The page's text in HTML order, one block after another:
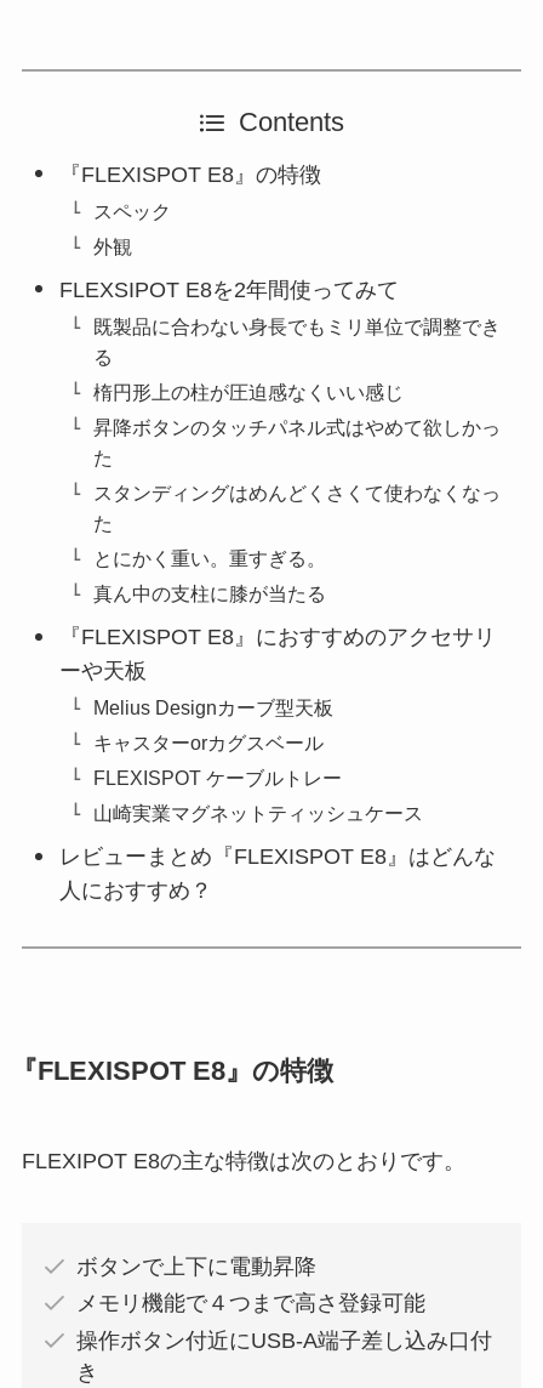
Contents
『FLEXISPOT E8』の特徴
スペック
外観
FLEXSIPOT E8を2年間使ってみて
既製品に合わない身長でもミリ単位で調整でき
る
楕円形上の柱が圧迫感なくいい感じ
昇降ボタンのタッチパネル式はやめて欲しかっ
た
スタンディングはめんどくさくて使わなくなっ
た
とにかく重い。重すぎる。
真ん中の支柱に膝が当たる
『FLEXISPOT E8』におすすめのアクセサリ
ーや天板
Melius Designカーブ型天板
キャスターorカグスベール
FLEXISPOT ケーブルトレー
山崎実業マグネットティッシュケース
レビューまとめ『FLEXISPOT E8』はどんな
人におすすめ？
『FLEXISPOT E8』の特徴
FLEXIPOT E8の主な特徴は次のとおりです。
ボタンで上下に電動昇降
メモリ機能で４つまで高さ登録可能
操作ボタン付近にUSB-A端子差し込み口付
き